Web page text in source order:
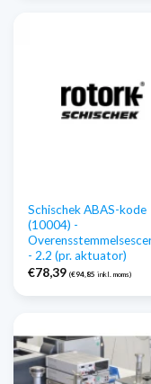
Schischek ABAS-kode
(10004) -
- 2.2 (pr. aktuator)
€78,39 (€94,85 inkl. moms)